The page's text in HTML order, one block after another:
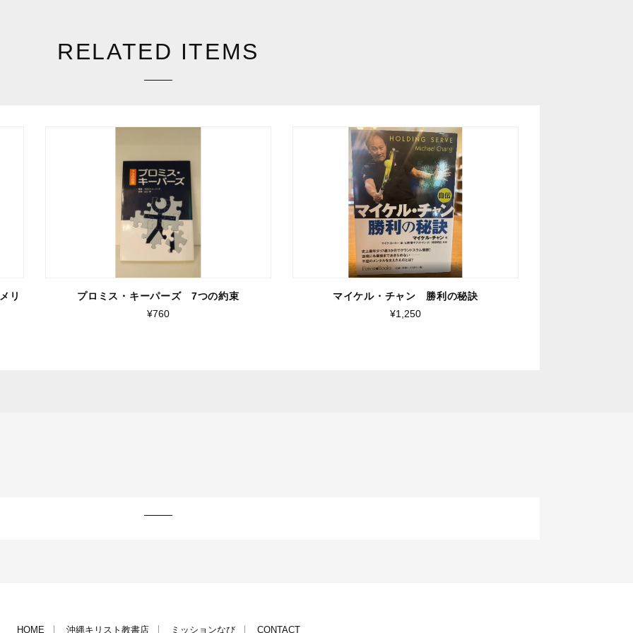
RELATED ITEMS
リ
プロミス・キーパーズ 7つの約束
¥760
マイケル・チャン 勝利の秘訣
¥1,250
HOME 沖縄キリスト教書店 ミッションなび CONTACT